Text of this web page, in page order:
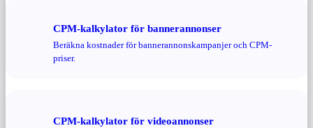
CPM-kalkylator för bannerannonser
Beräkna kostnader för bannerannonskampanjer och CPM-
priser.
CPM-kalkylator för videoannonser